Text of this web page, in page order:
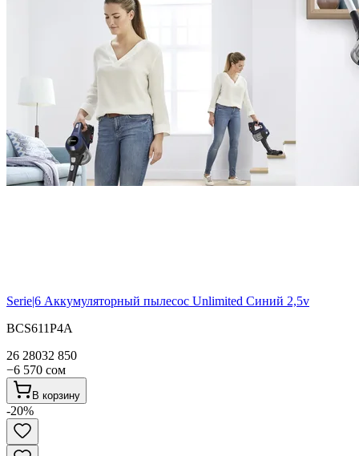
Serie|6 Аккумуляторный пылесос Unlimited Синий 2,5v
BCS611P4A
26 28032 850
−6 570 сом
В корзину
-20%